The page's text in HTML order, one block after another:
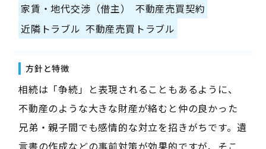
家賃・地代交渉（借主）
不動産売買契約
近隣トラブル 不動産売買トラブル
方針と特徴
相続は「争続」と表現されることもあるように、
不動産のような大きな財産が絡むと仲の良かった
兄弟・親子間でも感情的な対立を招きがちです。遺
言書の作成などの事前対策が効果的ですが、そこ